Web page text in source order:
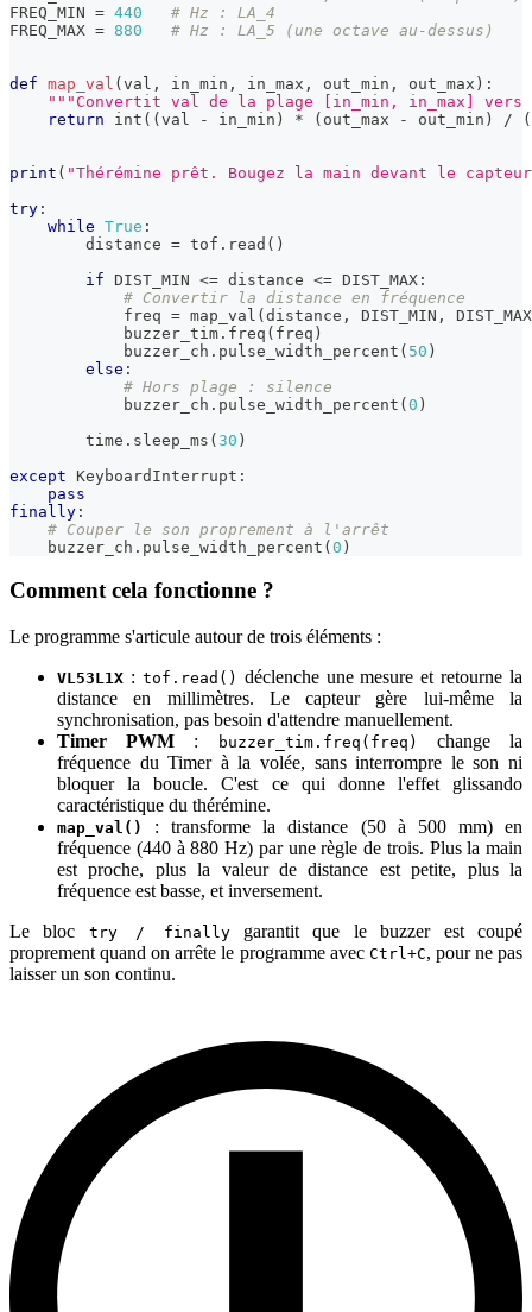
FREQ_MIN = 440
# Hz : LA_4
FREQ_MAX = 880 # Hz : LA_5 (une octave au-dessus)
def map_val ( val , in_min , in_max , out_min , out_max ) :
"""Convertit val de la plage [in_min, in_max] vers
return
int ( ( val - in_min ) * ( out_max - out_min ) / (
print ( "Thérémine prêt. Bougez la main devant le
try :
while True :
        distance
= tof . read ( )
if DIST_MIN <= distance <= DIST_MAX :
# Convertir la distance en fréquence
            freq
= map_val ( distance , DIST_MIN ,
DIST_MAX
            buzzer_tim
. freq ( freq )
            buzzer_ch
. pulse_width_percent ( 50 )
else :
# Hors plage : silence
            buzzer_ch
. pulse_width_percent ( 0 )
        time
. sleep_ms ( 30 )
except KeyboardInterrupt :
pass
finally :
# Couper le son proprement à l'arrêt
    buzzer_ch
. pulse_width_percent ( 0 )
Comment cela fonctionne ?
Le programme s'articule autour de trois éléments :
VL53L1X : tof.read() déclenche une mesure et retourne la
distance en millimètres. Le capteur gère lui-même la
synchronisation, pas besoin d'attendre manuellement.
Timer PWM : buzzer_tim.freq(freq)
change la
fréquence du Timer à la volée, sans interrompre le son ni
bloquer la boucle. C'est ce qui donne l'effet glissando
caractéristique du thérémine.
map_val()
: transforme la distance (50 à 500 mm) en
fréquence (440 à 880 Hz) par une règle de trois. Plus la main
est proche, plus la valeur de distance est petite, plus la
fréquence est basse, et inversement.
Le bloc try / finallygarantit que le buzzer est coupé
proprement quand on arrête le programme avec Ctrl+C, pour ne pas
laisser un son continu.